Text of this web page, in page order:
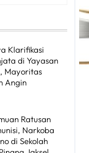
Klarifikasi
di Yayasan
Mayoritas
Angin
Ratusan
Narkoba
di Sekolah